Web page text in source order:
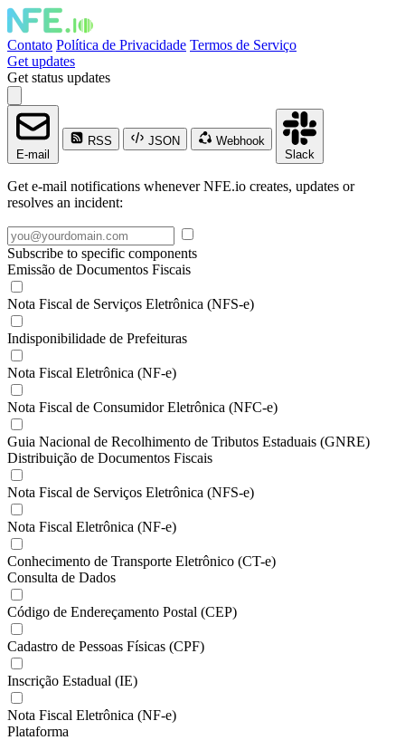
Contato Política de Privacidade Termos de Serviço
Get updates
Get status updates
E-mail
RSS JSON
Webhook
Slack
Get e-mail notifications whenever NFE.io creates, updates or
resolves an incident:
Subscribe to specific components
Emissão de Documentos Fiscais
Nota Fiscal de Serviços Eletrônica (NFS-e)
Indisponibilidade de Prefeituras
Nota Fiscal Eletrônica (NF-e)
Nota Fiscal de Consumidor Eletrônica (NFC-e)
Guia Nacional de Recolhimento de Tributos Estaduais (GNRE)
Distribuição de Documentos Fiscais
Nota Fiscal de Serviços Eletrônica (NFS-e)
Nota Fiscal Eletrônica (NF-e)
Conhecimento de Transporte Eletrônico (CT-e)
Consulta de Dados
Código de Endereçamento Postal (CEP)
Cadastro de Pessoas Físicas (CPF)
Inscrição Estadual (IE)
Nota Fiscal Eletrônica (NF-e)
Plataforma